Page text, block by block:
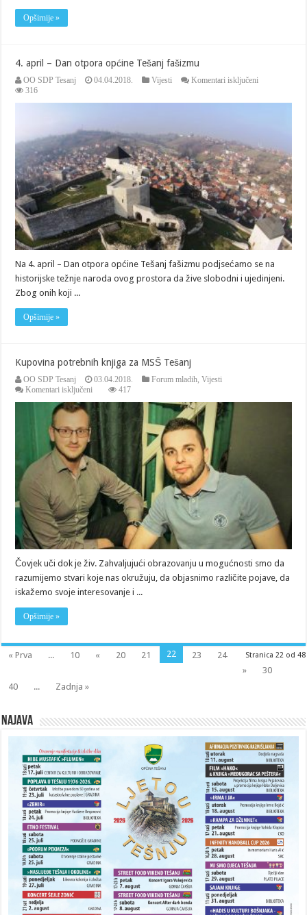
Opširnije »
4. april – Dan otpora općine Tešanj fašizmu
OO SDP Tesanj 04.04.2018. Vijesti Komentari isključeni
Tešanj
fašizmu
316
Na 4. april – Dan otpora općine Tešanj fašizmu podjsećamo se na
historijske težnje naroda ovog prostora da žive slobodni i ujedinjeni.
Zbog onih koji ...
Opširnije »
Kupovina potrebnih knjiga za MSŠ Tešanj
OO SDP Tesanj 03.04.2018. Forum mladih,Vijesti
Komentari isključeni
potrebnih
knjiga
MSŠ
Tešanj
417
Čovjek uči dok je živ. Zahvaljujući obrazovanju u mogućnosti smo da
razumijemo stvari koje nas okružuju, da objasnimo različite pojave, da
iskažemo svoje interesovanje i ...
Opširnije »
Stranica 22 od 48
« Prva ... 10 « 20 21 22 23
24
»
30
40
... Zadnja »
Najava